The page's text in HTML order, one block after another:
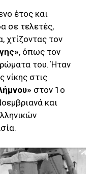
έτος και
σε τελετές,
χτίζοντας τον
, όπως τον
του. Ήταν
νίκης στις
στον 1ο
και